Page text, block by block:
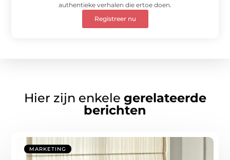
authentieke verhalen die ertoe doen.
Registreer nu
Hier zijn enkele gerelateerde
berichten
MARKETING